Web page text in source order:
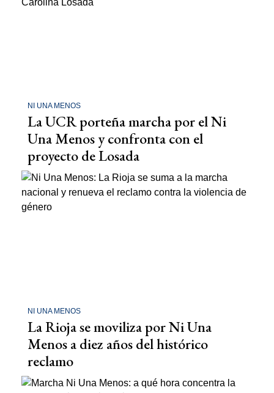
NI UNA MENOS
La UCR porteña marcha por el Ni
Una Menos y confronta con el
proyecto de Losada
NI UNA MENOS
La Rioja se moviliza por Ni Una
Menos a diez años del histórico
reclamo